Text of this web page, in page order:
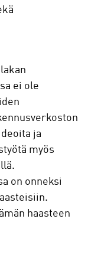
ei ole
ja
myös
on onneksi
haasteen